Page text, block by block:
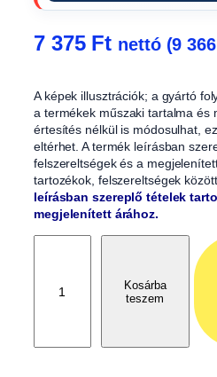
7 375 Ft nettó (9 366
A képek illusztrációk; a gyártó
a termékek műszaki tartalma és
értesítés nélkül is módosulhat,
eltérhet. A termék leírásban
felszereltségek és a
tartozékok, felszereltségek
leírásban szereplő tételek
megjelenített árához.
Kosárba
teszem